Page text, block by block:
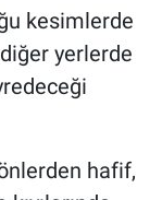
kesimlerde
yerlerde
hafif,